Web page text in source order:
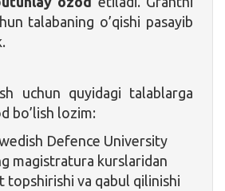
talabaning o’qishi pasayib
uchun quyidagi talablarga
bo’lish lozim:
Defence University
magistratura kurslaridan
topshirishi va qabul qilinishi